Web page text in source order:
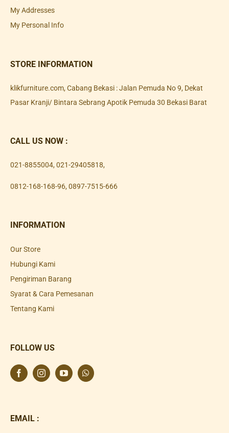
My Addresses
My Personal Info
STORE INFORMATION
klikfurniture.com, Cabang Bekasi : Jalan Pemuda No 9, Dekat
Pasar Kranji/ Bintara Sebrang Apotik Pemuda 30 Bekasi Barat
CALL US NOW :
021-8855004, 021-29405818,
0812-168-168-96, 0897-7515-666
INFORMATION
Our Store
Hubungi Kami
Pengiriman Barang
Syarat & Cara Pemesanan
Tentang Kami
FOLLOW US
EMAIL :